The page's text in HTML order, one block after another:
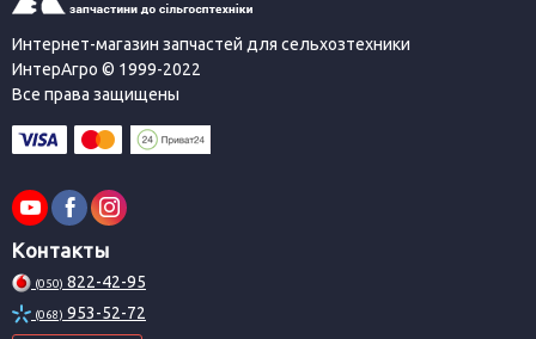
Интернет-магазин запчастей для сельхозтехники
ИнтерАгро © 1999-2022
Все права защищены
Контакты
(050) 822-42-95
(068) 953-52-72